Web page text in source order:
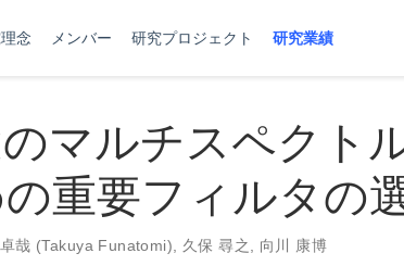
念 メンバー 研究プロジェクト 研究業績
マルチスペクト
重要フィルタの
哉 (Takuya Funatomi) 久保 尋之
向川 康博